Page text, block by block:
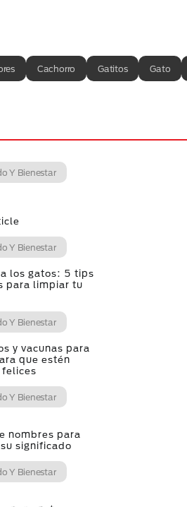
Cachorro Gatitos Gato
Y Bienestar
Y Bienestar
los gatos: 5 tips
para limpiar tu
Y Bienestar
y vacunas para
que estén
felices
Y Bienestar
nombres para
significado
Y Bienestar